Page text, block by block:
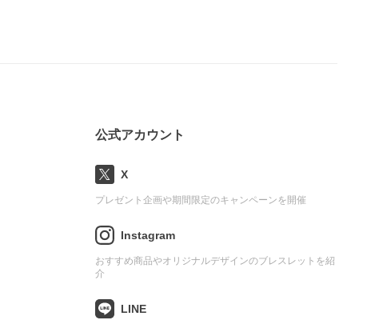
公式アカウント
X
プレゼント企画や期間限定のキャンペーンを開催
Instagram
おすすめ商品やオリジナルデザインのブレスレットを紹
介
LINE